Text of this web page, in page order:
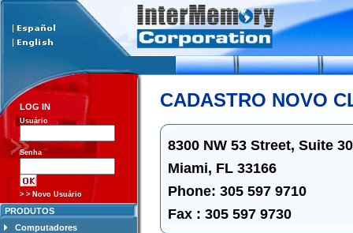
LOG IN
Usuário
Senha
> > Novo Usuário
PRODUTOS
Computadores
CADASTRO NOVO
8300 NW 53 Street, Suite
Miami, FL 33166
Phone: 305 597 9710
Fax : 305 597 9730